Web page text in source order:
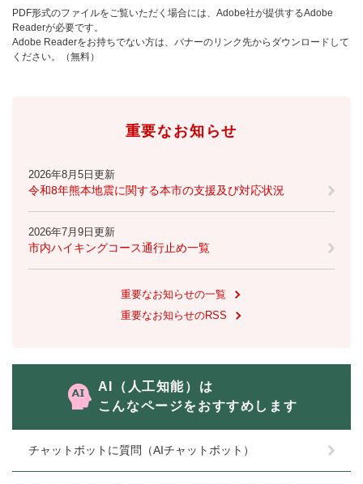
PDF形式のファイルをご覧いただく場合には、Adobe社が提供するAdobe
Readerが必要です。
Adobe Readerをお持ちでない方は、バナーのリンク先からダウンロードして
ください。（無料）
重要なお知らせ
2026年8月5日更新
令和8年熊本地震に関する本市の支援及び対応状況
2026年7月9日更新
市内ハイキングコース通行止め一覧
重要なお知らせの一覧
重要なお知らせのRSS
AI（人工知能）は
こんなページをおすすめします
チャットボットに質問（AIチャットボット）